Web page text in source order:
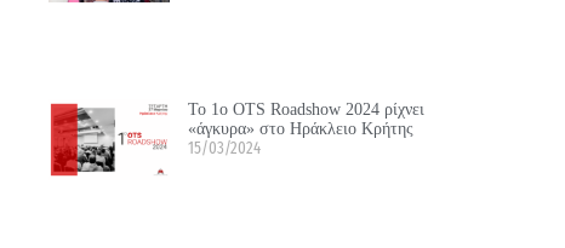
Το 1ο OTS Roadshow 2024 ρίχνει
«άγκυρα» στο Ηράκλειο Κρήτης
15/03/2024